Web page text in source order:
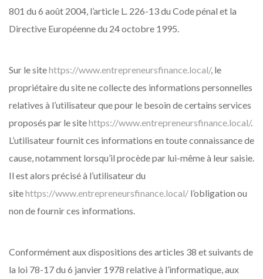
801 du 6 août 2004, l’article L. 226-13 du Code pénal et la
Directive Européenne du 24 octobre 1995.
Sur le sitehttps://www.entrepreneursfinance.local/, le
propriétaire du site ne collecte des informations personnelles
relatives à l’utilisateur que pour le besoin de certains services
proposés par le sitehttps://www.entrepreneursfinance.local/.
L’utilisateur fournit ces informations en toute connaissance de
cause, notamment lorsqu’il procède par lui-même à leur saisie.
Il est alors précisé à l’utilisateur du
sitehttps://www.entrepreneursfinance.local/ l’obligation ou
non de fournir ces informations.
Conformément aux dispositions des articles 38 et suivants de
la loi 78-17 du 6 janvier 1978 relative à l’informatique, aux